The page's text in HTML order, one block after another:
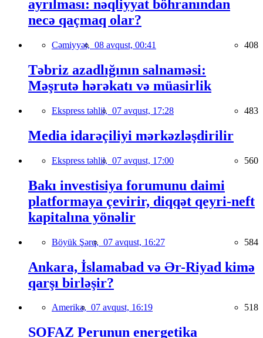
ayrılması: nəqliyyat böhranından
necə qaçmaq olar?
Cəmiyyət, 08 avqust, 00:41 408
Təbriz azadlığının salnaməsi:
Məşrutə hərəkatı və müasirlik
Ekspress təhlil, 07 avqust, 17:28 483
Media idarəçiliyi mərkəzləşdirilir
Ekspress təhlil, 07 avqust, 17:00 560
Bakı investisiya forumunu daimi
platformaya çevirir, diqqət qeyri-neft
kapitalına yönəlir
Böyük Şərq, 07 avqust, 16:27 584
Ankara, İslamabad və Ər-Riyad kimə
qarşı birləşir?
Amerika, 07 avqust, 16:19 518
SOFAZ Perunun energetika